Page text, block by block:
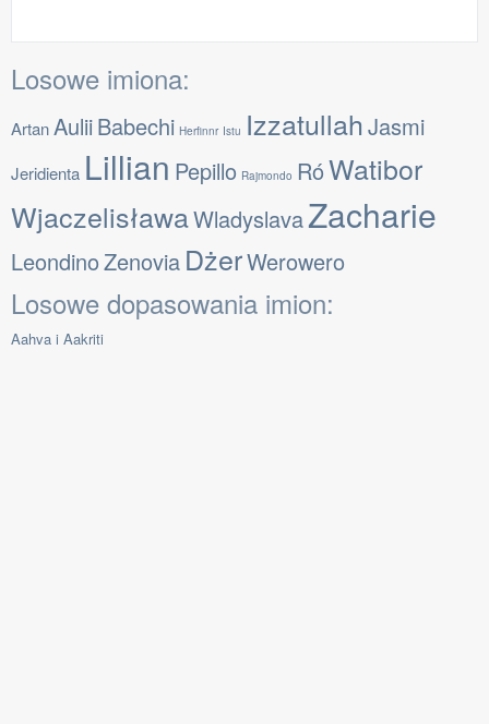
Losowe imiona:
ArtanAuliiBabechi Herfinnr Istu Izzatullah Jasmi
Jeridienta Lillian Pepillo Rajmondo RóWatibor
WjaczelisławaWladyslavaZacharie
LeondinoZenovia DżerWerowero
Losowe dopasowania imion:
Aahva i Aakriti